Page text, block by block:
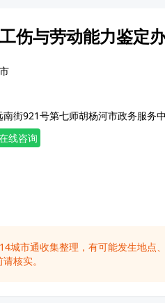
伤与劳动能力鉴定
街921号第七师胡杨河市政务服务
线咨询
城市通收集整理，有可能发生地点
核实。